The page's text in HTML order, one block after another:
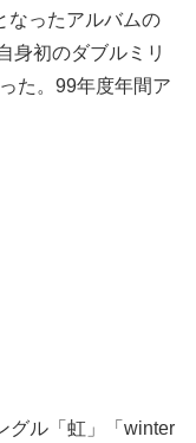
なったアルバムの
身初のダブルミリ
た。99年度年間ア
グル「虹」「winter